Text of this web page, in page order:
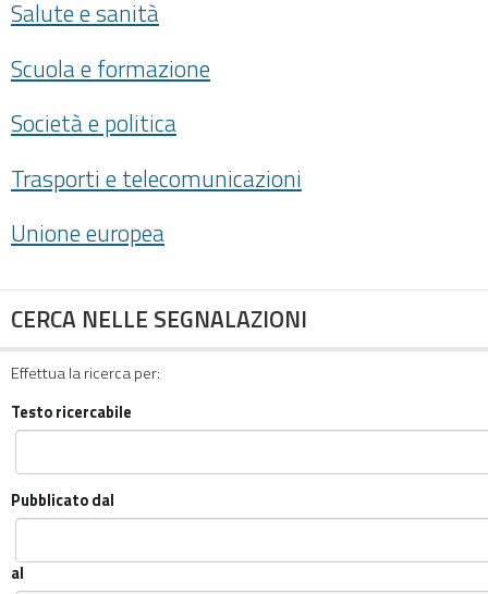
Salute e sanità
Scuola e formazione
Società e politica
Trasporti e telecomunicazioni
Unione europea
CERCA NELLE SEGNALAZIONI
Effettua la ricerca per:
Testo ricercabile
Pubblicato dal
al